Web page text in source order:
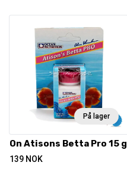
På lager
On Atisons Betta Pro 15 g
139 NOK